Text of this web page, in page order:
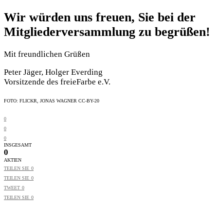
Wir würden uns freuen, Sie bei der
Mitgliederversammlung zu begrüßen!
Mit freundlichen Grüßen
Peter Jäger, Holger Everding
Vorsitzende des freieFarbe e.V.
FOTO: FLICKR, JONAS WAGNER CC-BY-20
0
0
0
INSGESAMT
0
AKTIEN
TEILEN SIE 0
TEILEN SIE 0
TWEET 0
TEILEN SIE 0